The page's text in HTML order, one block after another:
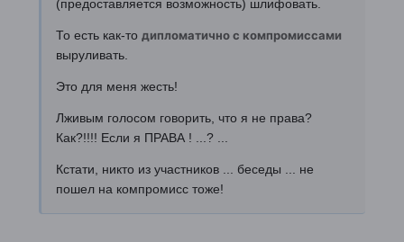
(предоставляется возможность) шлифовать.
То есть как-то дипломатично с компромиссами
выруливать.
Это для меня жесть!
Лживым голосом говорить, что я не права?
Как?!!!! Если я ПРАВА ! ...? ...
Кстати, никто из участников ... беседы ... не
пошел на компромисс тоже!